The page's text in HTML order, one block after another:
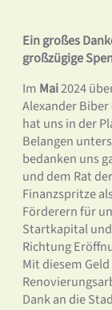
Ein großes
großzügige
Im Mai2024
Alexander
hat uns in der
Belangen
bedanken uns
und dem Rat
Finanzspritze
Förderern für
Startkapital
Richtung
Mit diesem
Dank an die